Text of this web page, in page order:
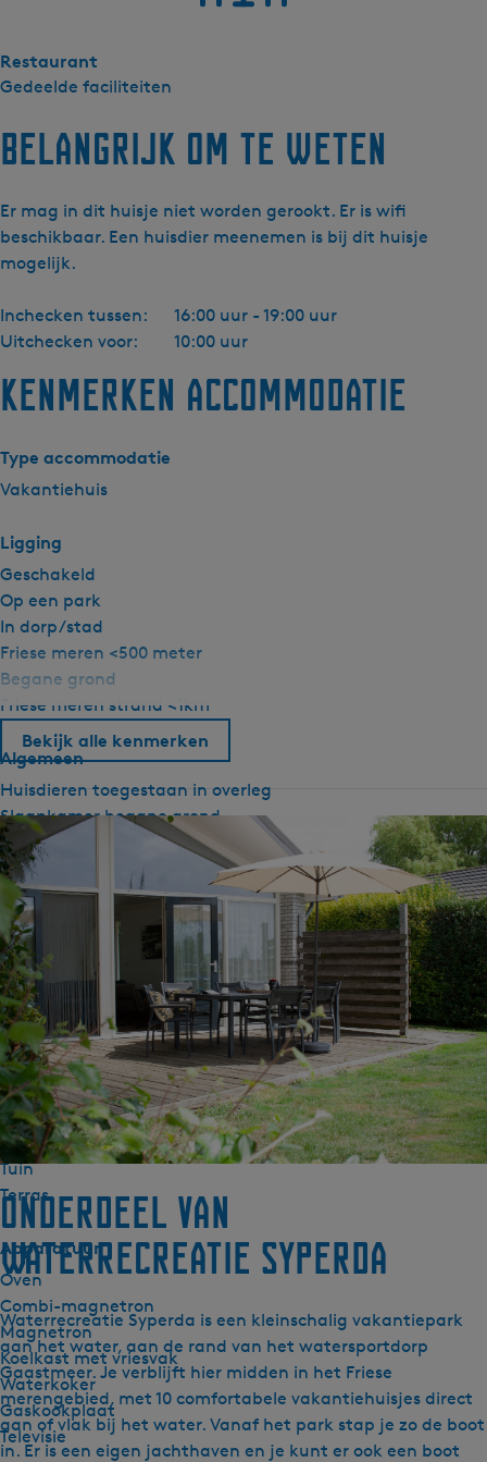
Gedeelde faciliteiten
Restaurant
Belangrijk om te weten
Er mag in dit huisje niet worden gerookt. Er is wifi
beschikbaar. Een huisdier meenemen is bij dit huisje
mogelijk.
Inchecken tussen:
16:00 uur - 19:00 uur
Uitchecken voor:
10:00 uur
Kenmerken accommodatie
Type accommodatie
Vakantiehuis
Ligging
Geschakeld
Op een park
In dorp/stad
Friese meren <500 meter
Begane grond
Friese meren strand <1km
Algemeen
Huisdieren toegestaan in overleg
Slaapkamer begane grond
Centrale verwarming
Rookvrij
Wifi
Dekbedden
Sanitair
Badkamer begane grond
Separaat toilet
Douche
Buiten
Laadpaal voor auto's
Tuin
Terras
Apparatuur
Oven
Combi-magnetron
Magnetron
Koelkast met vriesvak
Waterkoker
Gaskookplaat
Televisie
Bekijk alle kenmerken
Onderdeel van
Waterrecreatie Syperda
Waterrecreatie Syperda is een kleinschalig vakantiepark
aan het water, aan de rand van het watersportdorp
Gaastmeer. Je verblijft hier midden in het Friese
merengebied, met 10 comfortabele vakantiehuisjes direct
aan of vlak bij het water. Vanaf het park stap je zo de boot
in. Er is een eigen jachthaven en je kunt er ook een boot